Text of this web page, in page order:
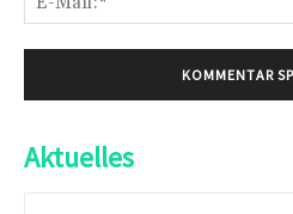
Aktuelles